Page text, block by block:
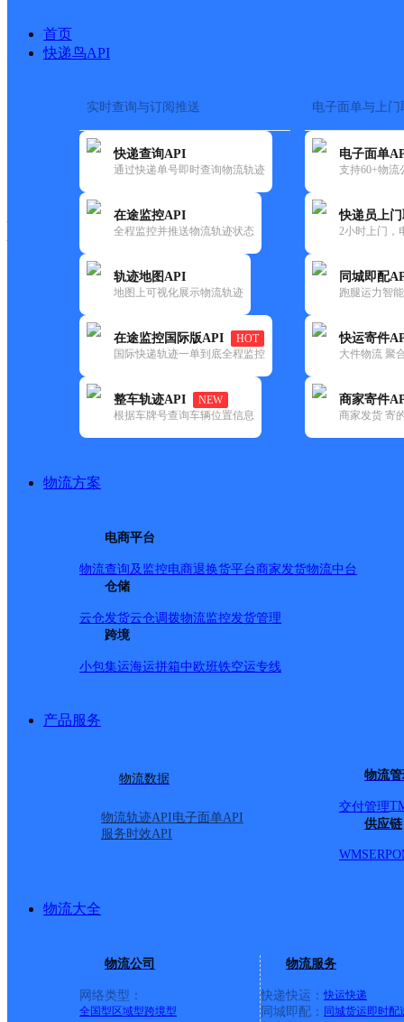
首页
快递鸟API
实时查询与订阅推送
快递查询API
通过快递单号即时查询物流轨迹
在途监控API
全程监控并推送物流轨迹状态
轨迹地图API
地图上可视化展示物流轨迹
在途监控国际版API
HOT
国际快递轨迹一单到底全程监控
整车轨迹API
NEW
根据车牌号查询车辆位置信息
电子面单与上门
电子面单
支持60+物流
快递员上
2小时上门，
同城即配
跑腿运力智
快运寄件
大件物流 聚
商家寄件
商家发货 寄
物流方案
电商平台
物流查询及监控电商退换货平台商家发货物流中台
仓储
云仓发货云仓调拨物流监控发货管理
跨境
小包集运海运拼箱中欧班铁空运专线
产品服务
物流数据
物流轨迹API电子面单API
服务时效API
物流
交付管理
供应链
WMSERP
物流大全
物流公司
网络类型：
全国型 区域型跨境型
物流服务
快递快运： 快运快递
同城即配： 同城货运即时配
快运大全 快递时效
顺丰
下马塘快递超市共配驿站
更新时间：2021-11-26 00:00:00
所属快递：顺丰速运
所属区域：辽宁省-本溪市-南芬区
网点地址：辽宁省 本溪市 南芬区 下马塘街道下马塘一条街
网点负责人：